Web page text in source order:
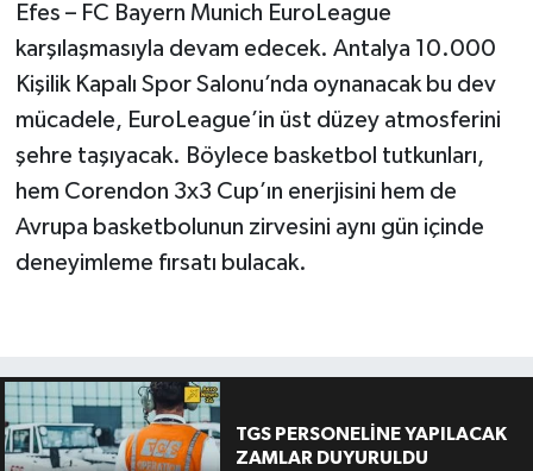
Efes – FC Bayern Munich EuroLeague
karşılaşmasıyla devam edecek. Antalya 10.000
Kişilik Kapalı Spor Salonu’nda oynanacak bu dev
mücadele, EuroLeague’in üst düzey atmosferini
şehre taşıyacak. Böylece basketbol tutkunları,
hem Corendon 3x3 Cup’ın enerjisini hem de
Avrupa basketbolunun zirvesini aynı gün içinde
deneyimleme fırsatı bulacak.
TGS PERSONELİNE YAPILACAK
ZAMLAR DUYURULDU